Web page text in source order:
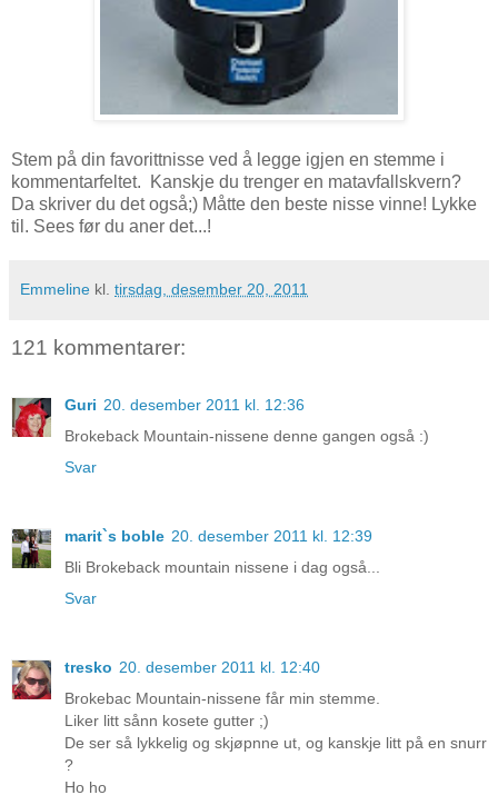
Stem på din favorittnisse ved å legge igjen en stemme i
kommentarfeltet. Kanskje du trenger en matavfallskvern?
Da skriver du det også;) Måtte den beste nisse vinne! Lykke
til. Sees før du aner det...!
Emmeline kl. tirsdag, desember 20, 2011
121 kommentarer:
Guri 20. desember 2011 kl. 12:36
Brokeback Mountain-nissene denne gangen også :)
Svar
marit`s boble 20. desember 2011 kl. 12:39
Bli Brokeback mountain nissene i dag også...
Svar
tresko 20. desember 2011 kl. 12:40
Brokebac Mountain-nissene får min stemme.
Liker litt sånn kosete gutter ;)
De ser så lykkelig og skjøpnne ut, og kanskje litt på en snurr
?
Ho ho